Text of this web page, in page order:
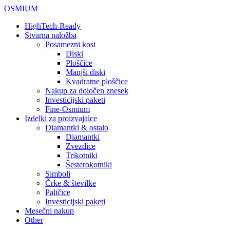
OSMIUM
HighTech-Ready
Stvarna naložba
Posamezni kosi
Diski
Ploščice
Manjši diski
Kvadratne ploščice
Nakup za določen znesek
Investicijski paketi
Fine-Osmium
Izdelki za proizvajalce
Diamantki & ostalo
Diamantki
Zvezdice
Trikotniki
Šesterokotniki
Simboli
Črke & številke
Paličice
Investicijski paketi
Mesečni nakup
Other